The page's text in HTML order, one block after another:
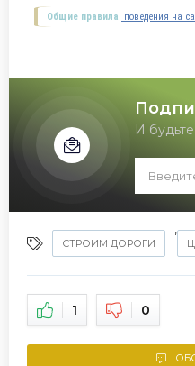
Общие правила поведения на
И
СТРОИМ ДОРОГИ
,
1 0